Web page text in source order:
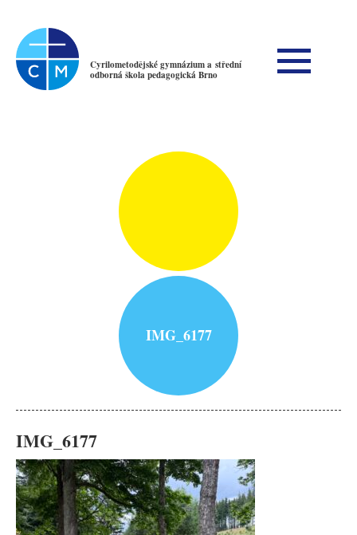
Cyrilometodějské gymnázium a střední
odborná škola pedagogická Brno
IMG_6177
IMG_6177